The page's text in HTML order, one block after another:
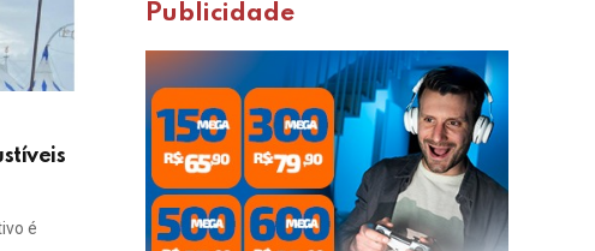
é
Publicidade